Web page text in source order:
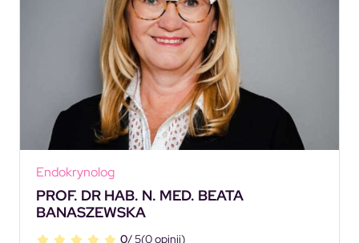
Endokrynolog
PROF. DR HAB. N. MED. BEATA
BANASZEWSKA
0/ 5(0 opinii)